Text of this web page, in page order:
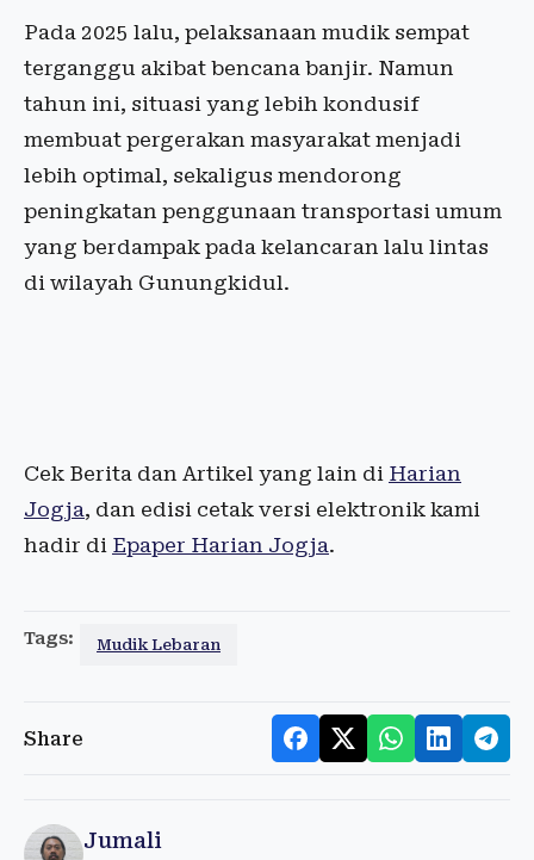
Pada 2025 lalu, pelaksanaan mudik sempat
terganggu akibat bencana banjir. Namun
tahun ini, situasi yang lebih kondusif
membuat pergerakan masyarakat menjadi
lebih optimal, sekaligus mendorong
peningkatan penggunaan transportasi umum
yang berdampak pada kelancaran lalu lintas
di wilayah Gunungkidul.
Cek Berita dan Artikel yang lain di Harian
Jogja, dan edisi cetak versi elektronik kami
hadir di Epaper Harian Jogja.
Tags: Mudik Lebaran
Share
Jumali